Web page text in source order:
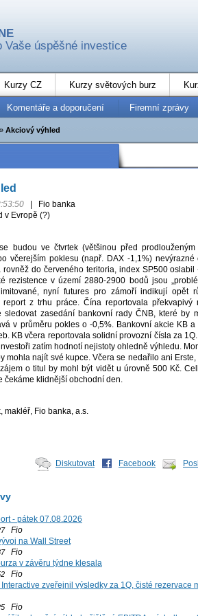
Vaše úspěšné investice
Kurzy CZ Kurzy světových burz
Komentáře a doporučení Firemní zprávy
» Akciový výhled
Fio banka
v Evropě (?)
budou ve čtvrtek (většinou před prodlouženým
včerejším poklesu (např. DAX -1,1%)
rovněž do červeného teritoria, index SP500
rezistence v území 2880-2900 bodů jsou
nyní futures pro zámoří indikují opět
z trhu práce. Čína reportovala překvapivý
sledovat zasedání bankovní rady ČNB, které by
v průměru pokles o -0,5%. Bankovní akcie KB
KB včera reportovala solidní provozní čísla za
zatím hodnotí nejistoty ohledně výhledu.
mohla najít své kupce. Včera se nedařilo ani
o titul by mohl být vidět u úrovně 500 Kč.
čekáme klidnější obchodní den.
makléř, Fio banka, a.s.
Diskutovat Facebook
- pátek 07.08.2026
Fio
na Wall Street
Fio
v závěru týdne klesala
Fio
Interactive zveřejnil výsledky za 1Q, čisté rezervace
Fio